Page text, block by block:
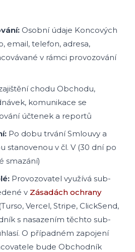
Osobní údaje Koncových
email, telefon, adresa,
v rámci provozování
chodu Obchodu,
komunikace se
účtenek a reportů
Po dobu trvání Smlouvy a
stanovenou v čl. V (30 dní po
smazání)
Provozovatel využívá sub-
v Zásadách ochrany
(Turso, Vercel, Stripe, ClickSend,
s nasazením těchto sub-
O případném zapojení
bude Obchodník